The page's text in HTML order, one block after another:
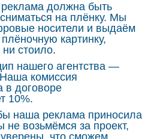
должна быть
на плёнку. Мы
носители и выдаём
картинку,
ни стоило.
нашего агентства —
комиссия
в договоре
10%.
наша реклама приносила
не возьмёмся за проект,
что сможем